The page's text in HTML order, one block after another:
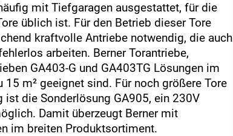
mit Tiefgaragen ausgestattet, für die
üblich ist. Für den Betrieb dieser Tore
kraftvolle Antriebe notwendig, die auch
arbeiten. Berner Torantriebe,
GA403-G und GA403TG Lösungen im
m² geeignet sind. Für noch größere Tore
ist die Sonderlösung GA905, ein 230V
Damit überzeugt Berner mit
im breiten Produktsortiment.